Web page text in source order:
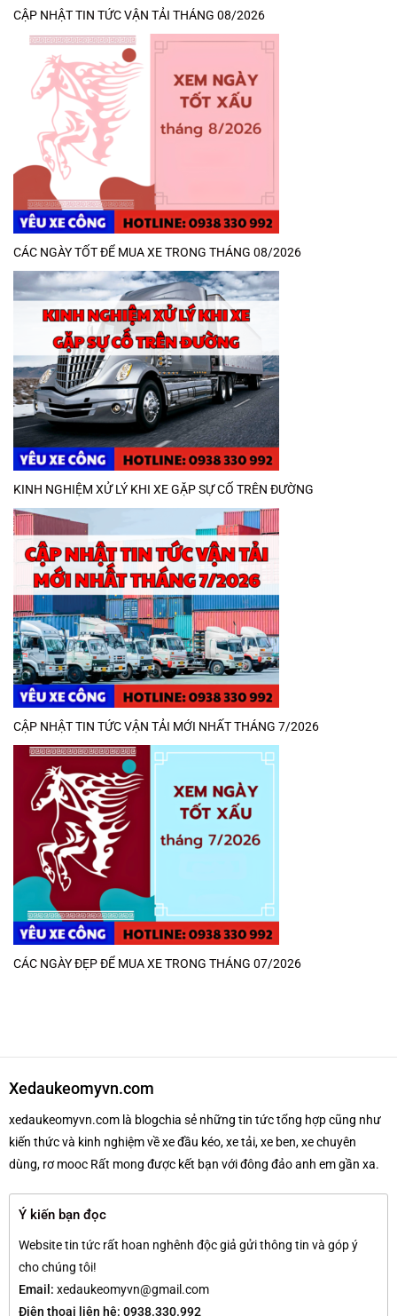
CẬP NHẬT TIN TỨC VẬN TẢI THÁNG 08/2026
CÁC NGÀY TỐT ĐỂ MUA XE TRONG THÁNG 08/2026
KINH NGHIỆM XỬ LÝ KHI XE GẶP SỰ CỐ TRÊN ĐƯỜNG
CẬP NHẬT TIN TỨC VẬN TẢI MỚI NHẤT THÁNG 7/2026
CÁC NGÀY ĐẸP ĐỂ MUA XE TRONG THÁNG 07/2026
Xedaukeomyvn.com
xedaukeomyvn.com là blogchia sẻ những tin tức tổng hợp cũng như
kiến thức và kinh nghiệm về xe đầu kéo, xe tải, xe ben, xe chuyên
dùng, rơ mooc Rất mong được kết bạn với đông đảo anh em gần xa.
Ý kiến bạn đọc
Website tin tức rất hoan nghênh độc giả gửi thông tin và góp ý
cho chúng tôi!
Email: xedaukeomyvn@gmail.com
Điện thoại liên hệ: 0938.330.992